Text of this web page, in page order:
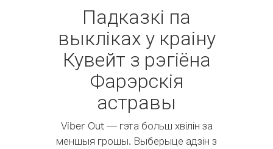
Падказкі па
выкліках у краіну
Кувейт з рэгіёна
Фарэрскія
астравы
Viber Out — гэта больш хвілін за
меншыя грошы. Выберыце адзін з